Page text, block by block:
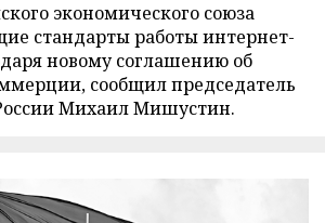
экономического союза
стандарты работы интернет-
новому соглашению об
сообщил председатель
Михаил Мишустин.